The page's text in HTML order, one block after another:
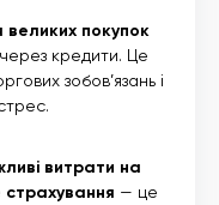
великих покупок
кредити. Це
зобов’язань і
витрати на
страхування — це